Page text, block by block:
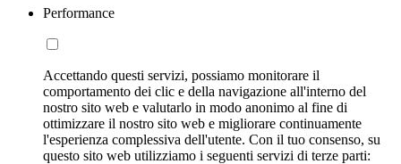
Performance
Accettando questi servizi, possiamo monitorare il
comportamento dei clic e della navigazione all'interno del
nostro sito web e valutarlo in modo anonimo al fine di
ottimizzare il nostro sito web e migliorare continuamente
l'esperienza complessiva dell'utente. Con il tuo consenso, su
questo sito web utilizziamo i seguenti servizi di terze parti: